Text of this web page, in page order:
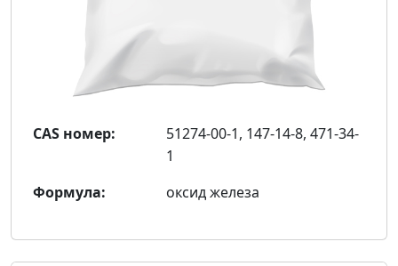
CAS номер:
51274-00-1, 147-14-8, 471-34-
1
Формула:
оксид железа